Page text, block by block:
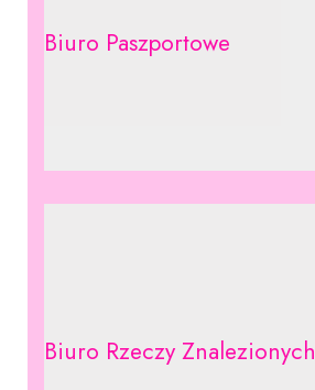
Biuro Paszportowe
Biuro Rzeczy Znalezionych